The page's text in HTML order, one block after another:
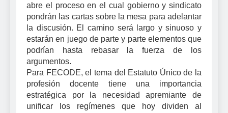
abre el proceso en el cual gobierno y sindicato
pondrán las cartas sobre la mesa para adelantar
la discusión. El camino será largo y sinuoso y
estarán en juego de parte y parte elementos que
podrían hasta rebasar la fuerza de los
argumentos.
Para FECODE, el tema del Estatuto Único de la
profesión docente tiene una importancia
estratégica por la necesidad apremiante de
unificar los regímenes que hoy dividen al